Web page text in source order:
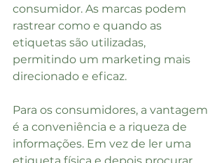
consumidor. As marcas podem
rastrear como e quando as
etiquetas são utilizadas,
permitindo um marketing mais
direcionado e eficaz.
Para os consumidores, a vantagem
é a conveniência e a riqueza de
informações. Em vez de ler uma